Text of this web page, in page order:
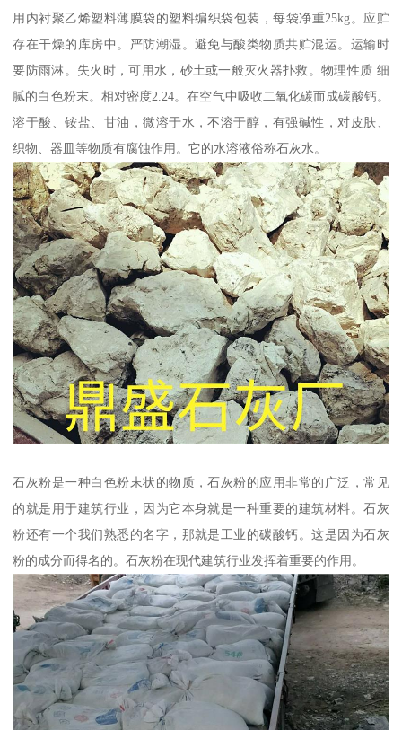
用内衬聚乙烯塑料薄膜袋的塑料编织袋包装，每袋净重25kg。应贮
存在干燥的库房中。严防潮湿。避免与酸类物质共贮混运。运输时
要防雨淋。失火时，可用水，砂土或一般灭火器扑救。物理性质 细
腻的白色粉末。相对密度2.24。在空气中吸收二氧化碳而成碳酸钙。
溶于酸、铵盐、甘油，微溶于水，不溶于醇，有强碱性，对皮肤、
织物、器皿等物质有腐蚀作用。它的水溶液俗称石灰水。
石灰粉是一种白色粉末状的物质，石灰粉的应用非常的广泛，常见
的就是用于建筑行业，因为它本身就是一种重要的建筑材料。石灰
粉还有一个我们熟悉的名字，那就是工业的碳酸钙。这是因为石灰
粉的成分而得名的。石灰粉在现代建筑行业发挥着重要的作用。